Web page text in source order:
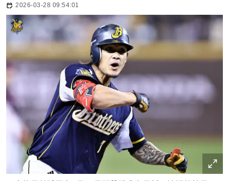
2026-03-28 09:54:01